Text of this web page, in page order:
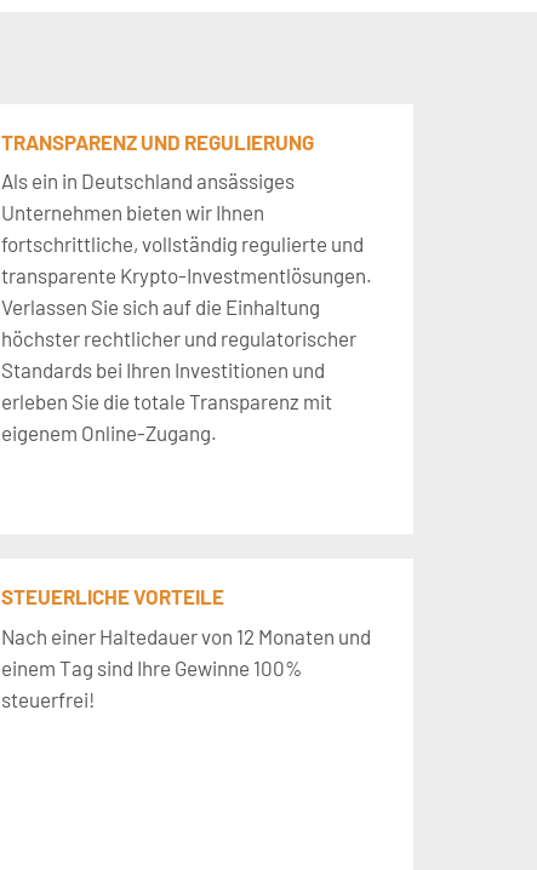
TRANSPARENZ UND REGULIERUNG
Als ein in Deutschland ansässiges
Unternehmen bieten wir Ihnen
fortschrittliche, vollständig regulierte und
transparente Krypto-Investmentlösungen.
Verlassen Sie sich auf die Einhaltung
höchster rechtlicher und regulatorischer
Standards bei Ihren Investitionen und
erleben Sie die totale Transparenz mit
eigenem Online-Zugang.
STEUERLICHE VORTEILE
Nach einer Haltedauer von 12 Monaten und
einem Tag sind Ihre Gewinne 100%
steuerfrei!